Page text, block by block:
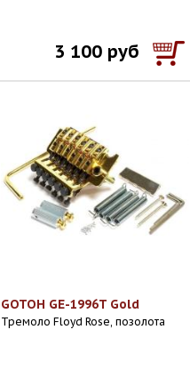
3 100 руб
GOTOH GE-1996T Gold
Тремоло Floyd Rose, позолота